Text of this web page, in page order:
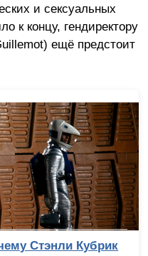
и сексуальных
к концу, гендиректору
ещё предстоит
Стэнли Кубрик